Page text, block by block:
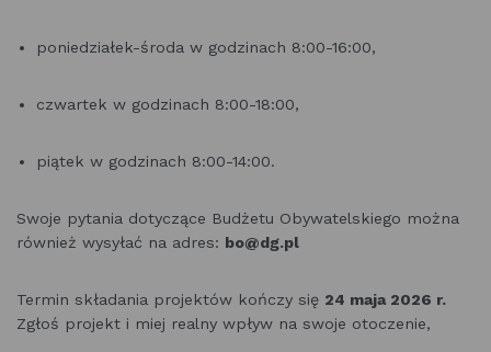
poniedziałek-środa w godzinach 8:00-16:00,
czwartek w godzinach 8:00-18:00,
piątek w godzinach 8:00-14:00.
Swoje pytania dotyczące Budżetu Obywatelskiego można
również wysyłać na adres: bo@dg.pl
Termin składania projektów kończy się 24 maja 2026 r.
Zgłoś projekt i miej realny wpływ na swoje otoczenie,